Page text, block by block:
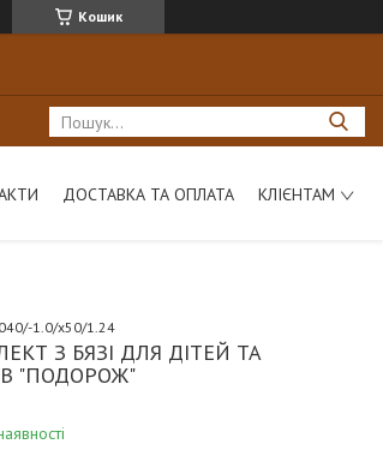
Кошик
ДОСТАВКА ТА ОПЛАТА КЛІЄНТАМ
З БЯЗІ ДЛЯ ДІТЕЙ ТА
"ПОДОРОЖ"
1.0/x50/1.24